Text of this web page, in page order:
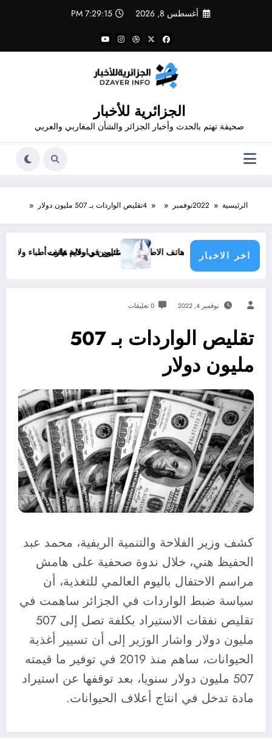
أغسطس 8, 2026 7:29:15 PM
الجزائرية للأخبار
صحيفة تهتم بالحدث وأخبار الجزائر والشأن المغاربي والعربي
الرئيسية 2022نوفمبر 4تقليص الواردات بـ 507 مليون دولار
اخر الاخبار
و أرقام هاتف الاطباء الاخصائيين في ولاية تيارت
عناوين و ارقام هاتف أطباء ولاية باتنة ..
نوفمبر 4, 2022 0 تعليقات
تقليص الواردات بـ 507
مليون دولار
كشف وزير الفلاحة والتنمية الريفية، محمد عبد
الحفيظ هني، خلال ندوة صحفية على هامش
مراسم الاحتفال باليوم العالمي للتغذية، أن
سياسة ضبط الواردات في الجزائر ساهمت في
تقليص نفقات الاستيراد بكلفة تصل إلى 507
مليون دولار واشار الوزير إلى أن تسيير أغذية
الحيوانات، ساهم منذ 2019 في توفير ما قيمته
507 مليون دولار سنويا، بعد توقفها عن استيراد
مادة تدخل في انتاج أعلاف الحيوانات.